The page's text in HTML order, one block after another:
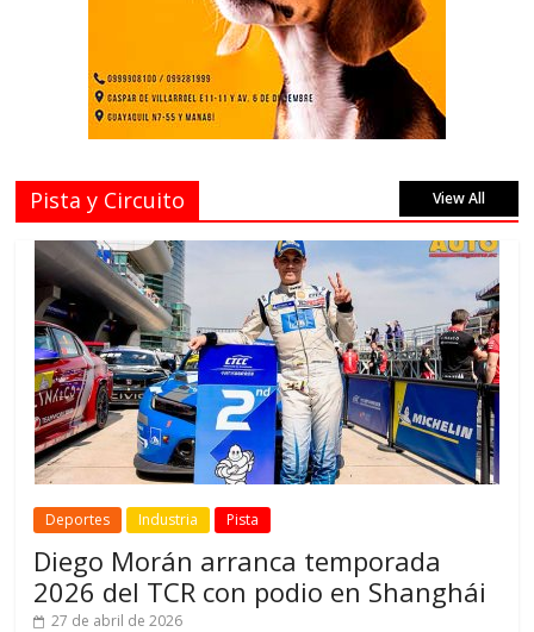
Pista y Circuito View All
Deportes Industria Pista
Diego Morán arranca temporada
2026 del TCR con podio en Shanghái
27 de abril de 2026